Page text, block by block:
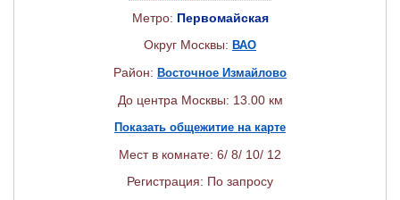
Метро: Первомайская
Округ Москвы: ВАО
Район: Восточное Измайлово
До центра Москвы: 13.00 км
Показать общежитие на карте
Мест в комнате: 6/ 8/ 10/ 12
Регистрация: По запросу